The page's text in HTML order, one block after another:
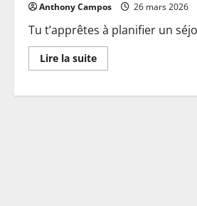
les
du
camping
de
Sablé-
sur-
Anthony Campos 26 mars 2026
Tu t’apprêtes à planifier un
Lire la suiteEn
savoir
Les